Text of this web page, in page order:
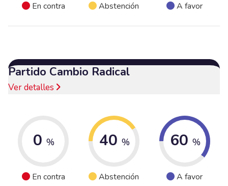
En contra Abstención A favor
Partido Cambio Radical
Ver detalles
0 %
En contra
40 %
Abstención
60 %
A favor